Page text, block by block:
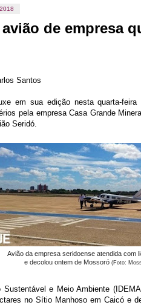
de empresa
Santos
em sua edição nesta quarta-
pela empresa Casa Grande
Seridó.
Avião da empresa seridoense atendida com
e decolou ontem de Mossoró (Foto:
e Meio Ambiente
no Sítio Manhoso em Caicó e